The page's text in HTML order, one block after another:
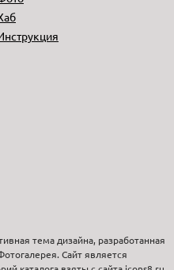
тема дизайна, разработанная
Сайт является